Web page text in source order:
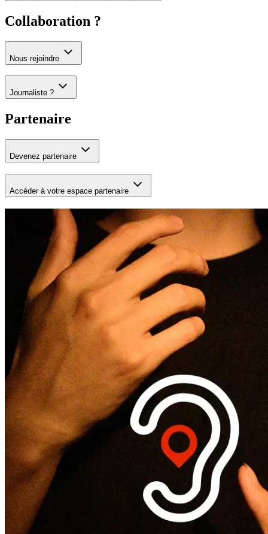
Collaboration ?
Nous rejoindre
Journaliste ?
Partenaire
Devenez partenaire
Accéder à votre espace partenaire